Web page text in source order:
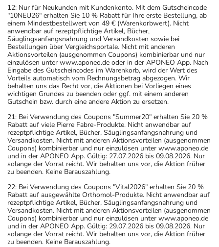
12: Nur für Neukunden mit Kundenkonto. Mit dem Gutscheincode
"10NEU26" erhalten Sie 10 % Rabatt für Ihre erste Bestellung, ab
einem Mindestbestellwert von 49 € (Warenkorbwert). Nicht
anwendbar auf rezeptpflichtige Artikel, Bücher,
Säuglingsanfangsnahrung und Versandkosten sowie bei
Bestellungen über Vergleichsportale. Nicht mit anderen
Aktionsvorteilen (ausgenommen Coupons) kombinierbar und nur
einzulösen unter www.aponeo.de oder in der APONEO App. Nach
Eingabe des Gutscheincodes im Warenkorb, wird der Wert des
Vorteils automatisch vom Rechnungsbetrag abgezogen. Wir
behalten uns das Recht vor, die Aktionen bei Vorliegen eines
wichtigen Grundes zu beenden oder ggf. mit einem anderen
Gutschein bzw. durch eine andere Aktion zu ersetzen.
21: Bei Verwendung des Coupons "Summer20" erhalten Sie 20 %
Rabatt auf viele Pierre Fabre-Produkte. Nicht anwendbar auf
rezeptpflichtige Artikel, Bücher, Säuglingsanfangsnahrung und
Versandkosten. Nicht mit anderen Aktionsvorteilen (ausgenommen
Coupons) kombinierbar und nur einzulösen unter www.aponeo.de
und in der APONEO App. Gültig: 27.07.2026 bis 09.08.2026. Nur
solange der Vorrat reicht. Wir behalten uns vor, die Aktion früher
zu beenden. Keine Barauszahlung.
22: Bei Verwendung des Coupons "Vital2026" erhalten Sie 20 %
Rabatt auf ausgewählte Orthomol-Produkte. Nicht anwendbar auf
rezeptpflichtige Artikel, Bücher, Säuglingsanfangsnahrung und
Versandkosten. Nicht mit anderen Aktionsvorteilen (ausgenommen
Coupons) kombinierbar und nur einzulösen unter www.aponeo.de
und in der APONEO App. Gültig: 29.07.2026 bis 09.08.2026. Nur
solange der Vorrat reicht. Wir behalten uns vor, die Aktion früher
zu beenden. Keine Barauszahlung.